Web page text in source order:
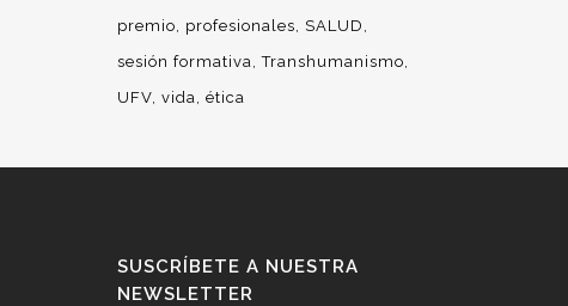
premio
profesionales
SALUD
sesión formativa Transhumanismo
UFV vida ética
SUSCRÍBETE A NUESTRA
NEWSLETTER